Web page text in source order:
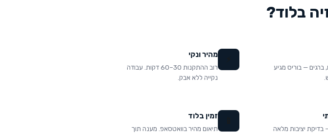
בלוד?
ברגים — בוריס מגיע
מהיר ונקי
רוב ההתקנות 30–60 דקות. עבודה
נקייה ללא אבק.
בדיקת יציבות מלאה
זמין בלוד
תיאום מהיר בוואטסאפ. מענה תוך